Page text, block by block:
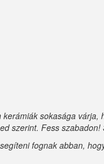
sokasága
szerint. Fess
fognak abban,